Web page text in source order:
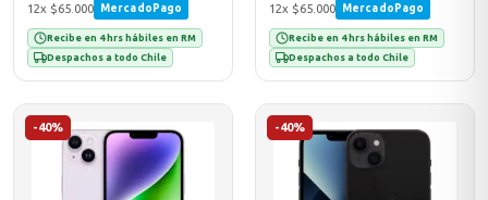
12x $65.000 MercadoPago
Recibe en 4 hrs hábiles en RM
Despachos a todo Chile
12x $65.000 MercadoPago
Recibe en 4 hrs hábiles en RM
Despachos a todo Chile
-40% -40%